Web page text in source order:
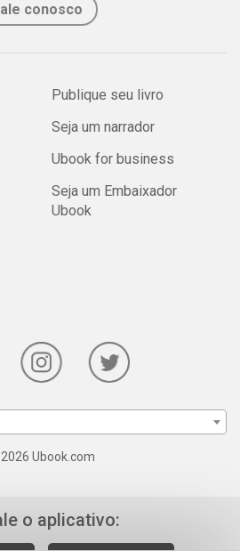
conosco
Publique seu livro
Seja um narrador
Ubook for business
Seja um Embaixador
Ubook
Ubook.com
o aplicativo: